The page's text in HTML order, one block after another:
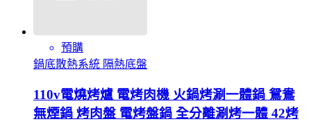
預購
鍋底散熱系統 隔熱底盤
110v電燒烤爐 電烤肉機 火鍋烤涮一體鍋 鴛鴦
無煙鍋 烤肉盤 電烤盤鍋 全分離涮烤一體 42烤